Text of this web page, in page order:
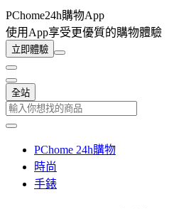
PChome24h購物App
使用App享受更優質的購物體驗
立即體驗
全站
PChome 24h購物
時尚
手錶